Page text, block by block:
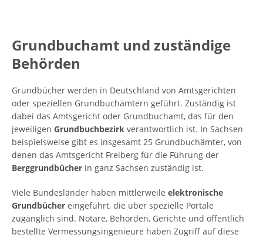
Grundbuchamt und zuständige
Behörden
Grundbücher werden in Deutschland von Amtsgerichten
oder speziellen Grundbuchämtern geführt. Zuständig ist
dabei das Amtsgericht oder Grundbuchamt, das für den
jeweiligen Grundbuchbezirk verantwortlich ist. In Sachsen
beispielsweise gibt es insgesamt 25 Grundbuchämter, von
denen das Amtsgericht Freiberg für die Führung der
Berggrundbücher in ganz Sachsen zuständig ist.
Viele Bundesländer haben mittlerweile elektronische
Grundbücher eingeführt, die über spezielle Portale
zugänglich sind. Notare, Behörden, Gerichte und öffentlich
bestellte Vermessungsingenieure haben Zugriff auf diese